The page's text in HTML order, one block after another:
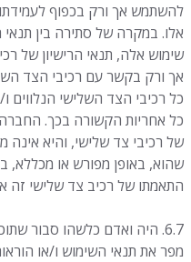
להשתמש אך ורק בכפוף
אלו. במקרה של סתירה בין תנאי
שימוש אלה, תנאי הרישיון של
אך ורק בקשר עם רכיבי הצד
כל רכיבי הצד השלישי הנלווים
כל אחריות הקשורה בכך. החברה
של רכיבי צד שלישי, והיא אינה
שהוא, באופן מפורש או מכללא,
התאמתו של רכיב צד שלישי זה
6.7. היה ואדם כלשהו סבור
מפר את תנאי השימוש ו/או